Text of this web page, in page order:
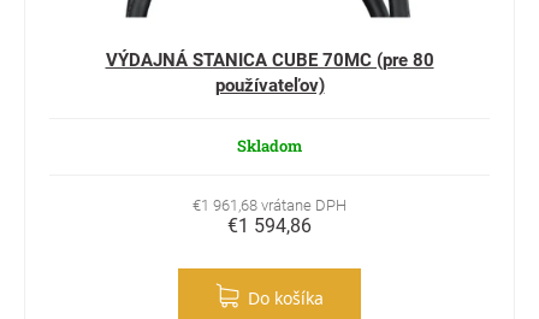
VÝDAJNÁ STANICA CUBE 70MC (pre 80
používateľov)
Skladom
€1 961,68 vrátane DPH
€1 594,86
Do košíka